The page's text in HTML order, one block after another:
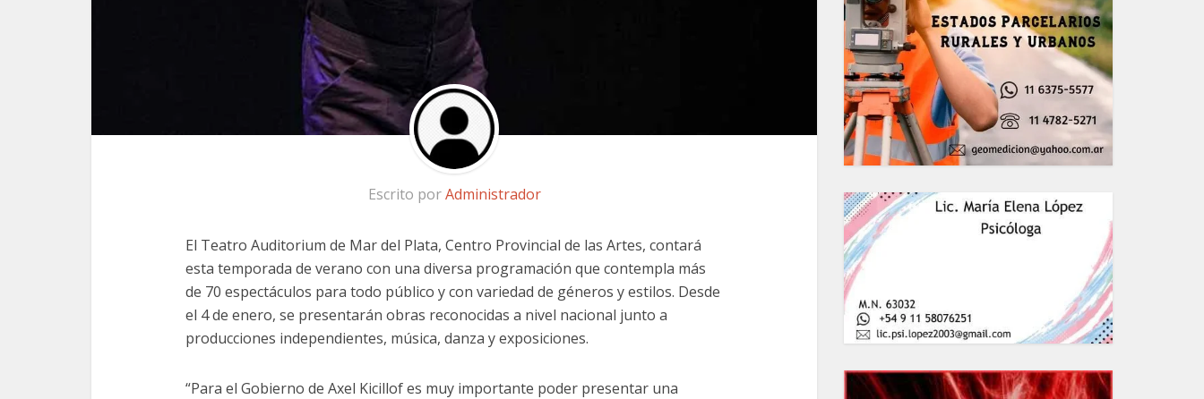
Escrito porAdministrador
El Teatro Auditorium de Mar del Plata, Centro Provincial de las Artes, contará
esta temporada de verano con una diversa programación que contempla más
de 70 espectáculos para todo público y con variedad de géneros y estilos. Desde
el 4 de enero, se presentarán obras reconocidas a nivel nacional junto a
producciones independientes, música, danza y exposiciones.
“Para el Gobierno de Axel Kicillof es muy importante poder presentar una